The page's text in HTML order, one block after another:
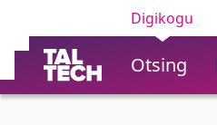
Digikogu
Otsing